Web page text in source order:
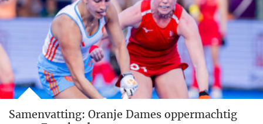
Samenvatting: Oranje Dames oppermachtig